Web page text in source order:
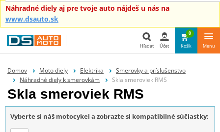
Náhradné diely aj pre tvoje auto nájdeš u nás na
www.dsauto.sk
Hľadať
Hľadať Účet
0
Košík Menu
Domov Moto diely Elektrika
Smerovky a príslušenstvo
Náhradné diely k smerovkám
Skla smeroviek RMS
Skla smeroviek RMS
Vyberte si náš motocykel a zobrazte si kompatibilné súčiastky: